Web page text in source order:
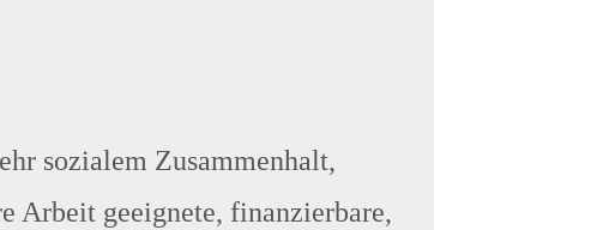
sozialem Zusammenhalt,
Arbeit geeignete, finanzierbare,